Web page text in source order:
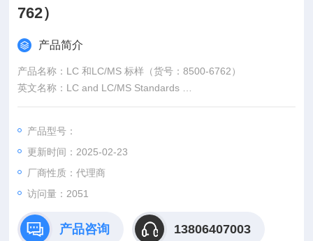
762）
产品简介
产品名称：LC 和LC/MS 标样（货号：8500-6762）
英文名称：LC and LC/MS Standards
型号规格：LC and LC/MS Standards
产品型号：
更新时间：2025-02-23
厂商性质：代理商
访问量：2051
产品咨询 13806407003